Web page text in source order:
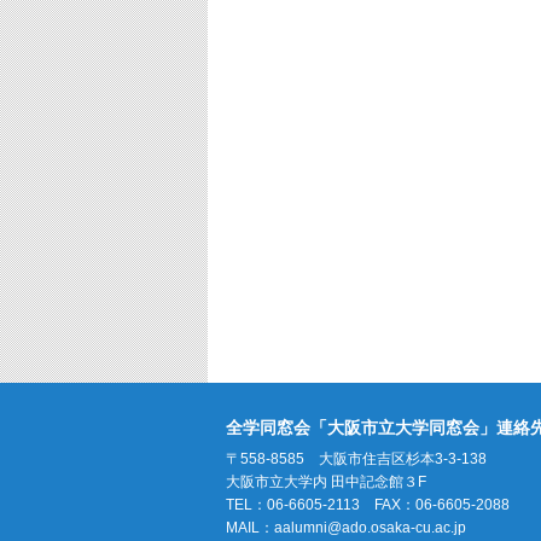
全学同窓会「大阪市立大学同窓会」連絡
〒558-8585 大阪市住吉区杉本3-3-138
大阪市立大学内 田中記念館３F
TEL：06-6605-2113 FAX：06-6605-2088
MAIL： aalumni@ado.osaka-cu.ac.jp